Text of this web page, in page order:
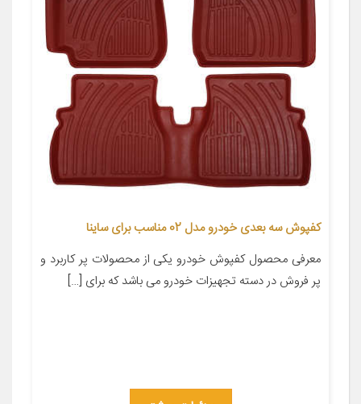
کفپوش سه بعدی خودرو مدل 02 مناسب برای ساینا
معرفی محصول کفپوش خودرو یکی از محصولات پر کاربرد و
پر فروش در دسته تجهیزات خودرو می باشد که برای […]